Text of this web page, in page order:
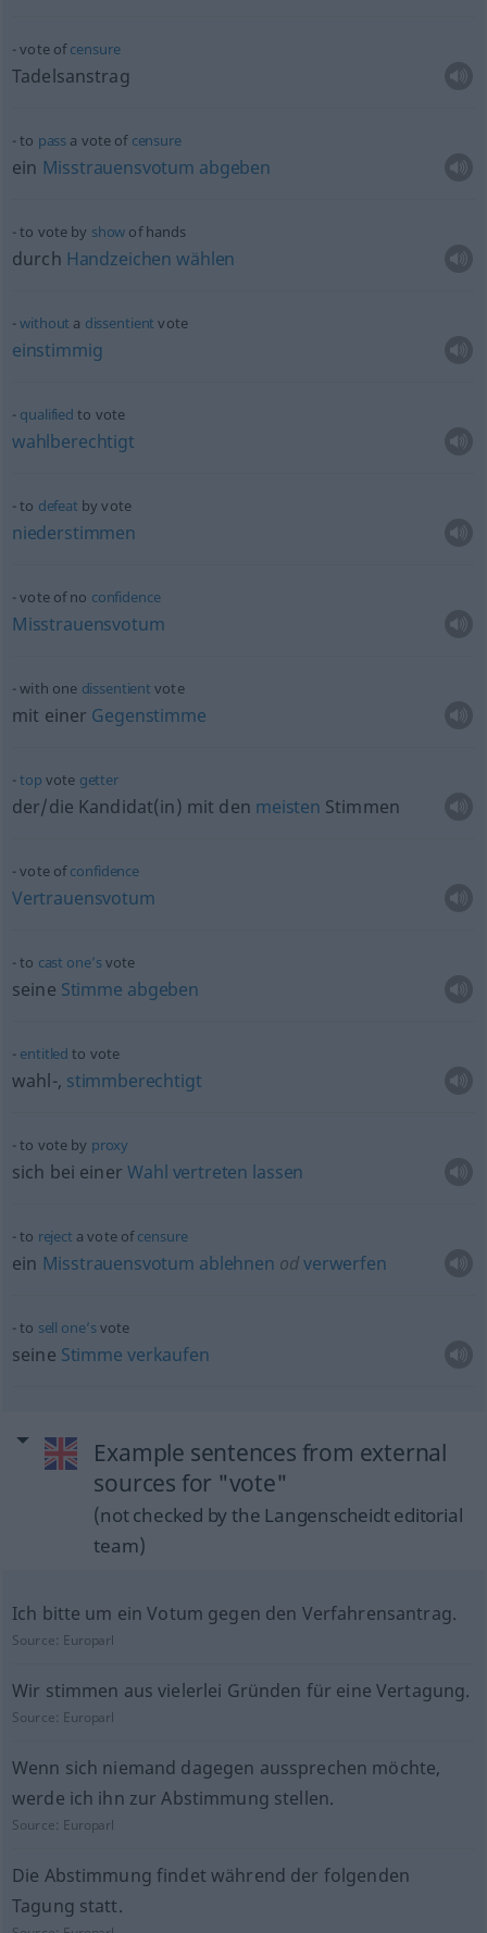
vote ofcensure
Tadelsanstrag
to pass a vote of censure
ein Misstrauensvotum abgeben
to vote by show of hands
durch Handzeichen wählen
without a dissentient vote
einstimmig
qualified to vote
wahlberechtigt
to defeat by vote
niederstimmen
vote of no confidence
Misstrauensvotum
with one dissentient vote
mit einer Gegenstimme
top vote getter
der/die Kandidat(in) mit den meisten Stimmen
vote ofconfidence
Vertrauensvotum
to cast one’svote
seine Stimme abgeben
entitled to vote
wahl-, stimmberechtigt
to vote by proxy
sich bei einerWahl vertreten lassen
to reject a vote ofcensure
ein Misstrauensvotum ablehnen odverwerfen
to sell one’svote
seine Stimme verkaufen
Example sentences from external
sources for "vote"
(not checked by the Langenscheidt editorial
team)
Ich bitte um ein Votum gegen den Verfahrensantrag.
Source: Europarl
Wir stimmen aus vielerlei Gründen für eine Vertagung.
Source: Europarl
Wenn sich niemand dagegen aussprechen möchte,
werde ich ihn zur Abstimmung stellen.
Source: Europarl
Die Abstimmung findet während der folgenden
Tagung statt.